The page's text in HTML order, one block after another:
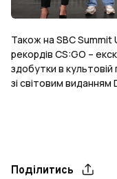
Також на SBC Summit
рекордів CS:GO –
здобутки в культовій
зі світовим
Поділитись